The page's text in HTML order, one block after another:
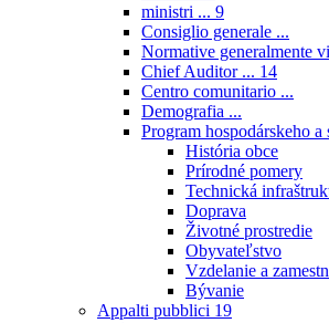
ministri ... 9
Consiglio generale ...
Normative generalmente
Chief Auditor ... 14
Centro comunitario ...
Demografia ...
Program hospodárskeho
História obce
Prírodné pomery
Technická
Doprava
Životné prostredie
Obyvateľstvo
Vzdelanie a
Bývanie
Appalti pubblici 19